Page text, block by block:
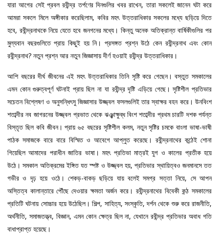
যারা আগের সেই প্রবল রবীন্দ্র তর্পণের দিনগুলির খবর রাখেন, তারা সকলেই জানেন ঘটা করে
আমরা সকলে মিলে অঙ্গীকার করেছিলাম, কবির মহৎ উত্তরাধিকার সকলের মধ্যে ছড়িয়ে দিতে
হবে, রবীন্দ্রনাথকে নিয়ে যেতে হবে জনগনের মধ্যে। কিন্তু অনেক অতিক্রান্ত বার্ষিকীগুলির পর
মুল্যবান বছরগুলিতে প্রায় কিছুই হয় নি। প্রসঙ্গত প্রশ্ন উঠে কেন রবীন্দ্রনাথ এবং কোন
রবীন্দ্রনাথ? নতুন প্রশ্ন আর নতুন জিজ্ঞাসায় দীর্ণ হওয়াই রবীন্দ্র উত্তরাধিকার।
আশি বছরের দীর্ঘ জীবনের এই মহৎ উত্তরাধিকার তিনি সৃষ্টি করে গেছেন। বস্তুত সমকালের
এমন কোন গুরুত্বপূর্ণ ঘটনাই প্রায় ছিল না যা রবীন্দ্র দৃষ্টি এড়িয়ে গেছে। সৃষ্টিশীল প্রতিভার
সচেতন বিশ্লেষণ ও অনুসন্ধিৎসু জিজ্ঞাসার উজ্জ্বল ফসলগুলিই তার স্বাক্ষর বহন করে। উনবিংশ
শতাব্দীর নব জাগরনের উজ্জ্বল প্রভাত থেকে ঝঞ্ঝাক্ষুব্ধ বিংশ শতাব্দীর প্রথম চারটি দশক পর্যন্ত
বিস্তৃত ছিল কবি জীবন। প্রায় ৬৫ বছরের সৃষ্টিশীল কলম, নতুন সৃষ্টির চমকে বাংলা ভাষা-ভাষী
পাঠক সমাজকে বারে বারে বিস্মিত ও আবেগে আপ্লুত করেছে। রবীন্দ্রনাথের কন্ঠেই শোনা
গিয়েছিল আমাদের পরাধীন জাতির ভাষা। মহৎ প্রতিভা মাত্রই যুগ ও কালের প্রতীক হয়ে
উঠে। সমকাল অতিক্রমের ইঙ্গিত যত স্পষ্ট ও উজ্জ্বল হয়, প্রতিভার স্থায়িত্বও জনমানসে তত
গভীর ও দৃঢ় হয়ে ওঠে। শেকড়-বাকড় ছড়িয়ে যায় বলেই সমগ্র সত্তা নিয়ে, সে আপন
অস্তিত্ব কালান্তারে পৌঁছে দেওয়ার ক্ষমতা অর্জন করে। রবীন্দ্রনাথের বিবেকী কন্ঠ সমকালের
প্রতিটি ঘটনায় সোচ্চার হয়ে উঠেছিল। শিল্প, সাহিত্য, সংস্কৃতি, দর্শন থেকে শুরু করে রাজনীতি,
অর্থনীতি, সমাজতত্ত্ব, বিজ্ঞান, এমন কোন ক্ষেত্র ছিল না, যেখানে রবীন্দ্র প্রতিভার অবাধ গতি
বাধাপ্রাপ্ত হয়েছে।